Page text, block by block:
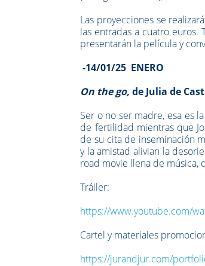
Las proyecciones se
las entradas a cuatro euros.
presentarán la película y
-14/01/25 ENERO
On the go,de Julia de
Ser o no ser madre, esa es
de fertilidad mientras que
de su cita de inseminación
y la amistad alivian la
road movie llena de música,
Tráiler:
https://www.youtube.com/
Cartel y materiales
https://jurandjur.com/